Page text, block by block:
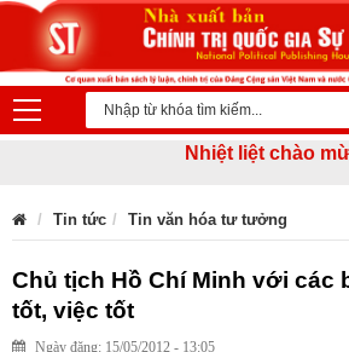
Nhiệt liệt chào
Tin tức Tin văn hóa tư tưởng
Chủ tịch Hồ Chí Minh với các
tốt, việc tốt
Ngày đăng: 15/05/2012 - 13:05